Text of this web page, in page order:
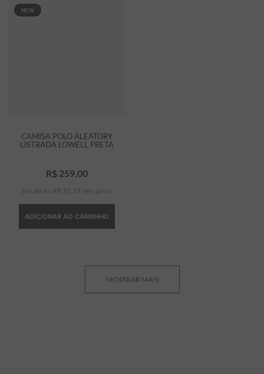
NEW
CAMISA POLO ALEATORY
LISTRADA LOWELL PRETA
R$ 259, 00
Em até 8 x R$ 32 37 sem juros
ADICIONAR AO CARRINHO
MOSTRAR MAIS